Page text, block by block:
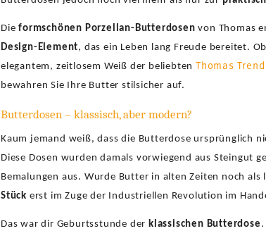
Dieformschönen Porzellan-Butterdosenvon Thomas
Design-Element, das ein Leben lang Freude bereitet.
elegantem, zeitlosem Weiß der beliebten Thomas
bewahren Sie Ihre Butter stilsicher auf.
Butterdosen – klassisch, aber modern?
Kaum jemand weiß, dass die Butterdose ursprünglich
Diese Dosen wurden damals vorwiegend aus Steingut
Bemalungen aus. Wurde Butter in alten Zeiten noch
Stück erst im Zuge der Industriellen Revolution im
Das war dir Geburtsstunde der klassischen Butterdose